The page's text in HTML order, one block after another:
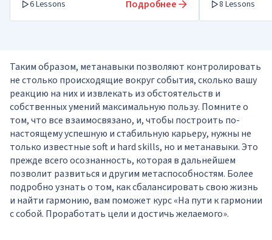
6 Lessons Подробнее 8 Lessons
Таким образом, метанавыки позволяют контролировать
не столько происходящие вокруг события, сколько вашу
реакцию на них и извлекать из обстоятельств и
собственных умений максимальную пользу. Помните о
том, что все взаимосвязано, и, чтобы построить по-
настоящему успешную и стабильную карьеру, нужны не
только известные soft и hard skills, но и метанавыки. Это
прежде всего осознанность, которая в дальнейшем
позволит развиться и другим метаспособностям. Более
подробно узнать о том, как сбалансировать свою жизнь
и найти гармонию, вам поможет курс«На пути к гармонии
с собой. Проработать цели и достичь желаемого».